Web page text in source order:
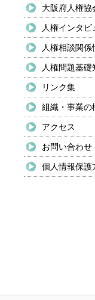
大阪府人権協
人権インタビ
人権相談関係
人権問題基礎
リンク集
組織・事業の
アクセス
お問い合わせ
個人情報保護